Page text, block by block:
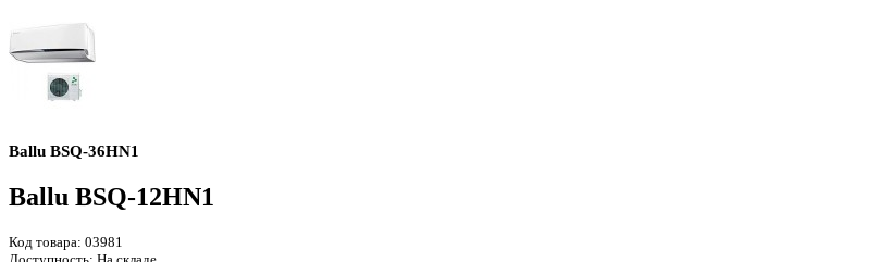
Ballu BSQ-36HN1
Ballu BSQ-12HN1
Код товара: 03981